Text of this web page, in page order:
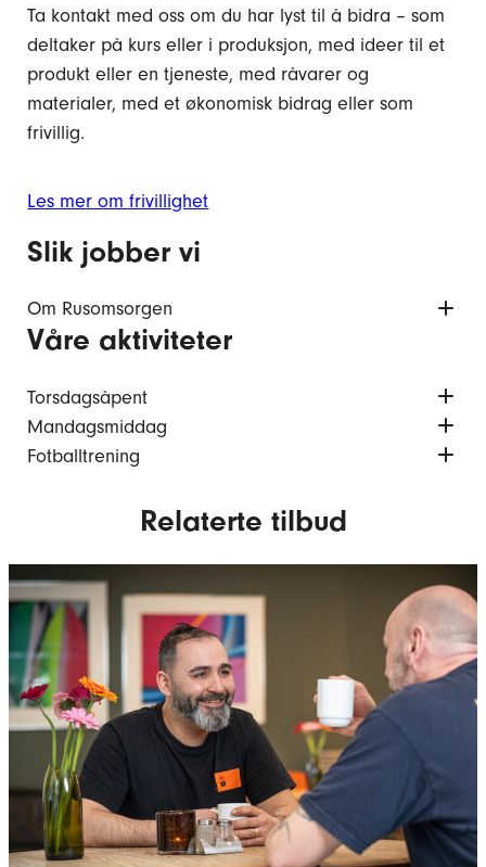
Ta kontakt med oss om du har lyst til å bidra – som
deltaker på kurs eller i produksjon, med ideer til et
produkt eller en tjeneste, med råvarer og
materialer, med et økonomisk bidrag eller som
frivillig.
Les mer om frivillighet
Slik jobber vi
Om Rusomsorgen
Våre aktiviteter
Torsdagsåpent
Mandagsmiddag
Fotballtrening
Relaterte tilbud